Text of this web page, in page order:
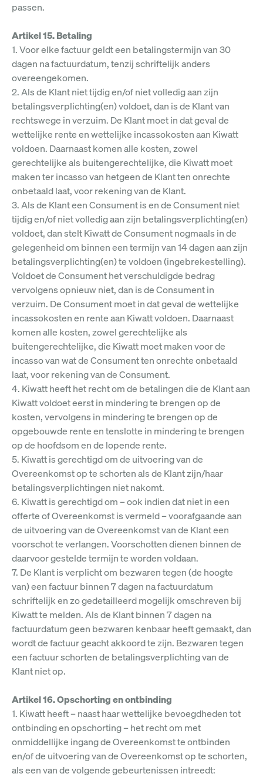
passen.
Artikel 15. Betaling
1. Voor elke factuur geldt een betalingstermijn van 30
dagen na factuurdatum, tenzij schriftelijk anders
overeengekomen.
2. Als de Klant niet tijdig en/of niet volledig aan zijn
betalingsverplichting(en) voldoet, dan is de Klant van
rechtswege in verzuim. De Klant moet in dat geval de
wettelijke rente en wettelijke incassokosten aan Kiwatt
voldoen. Daarnaast komen alle kosten, zowel
gerechtelijke als buitengerechtelijke, die Kiwatt moet
maken ter incasso van hetgeen de Klant ten onrechte
onbetaald laat, voor rekening van de Klant.
3. Als de Klant een Consument is en de Consument niet
tijdig en/of niet volledig aan zijn betalingsverplichting(en)
voldoet, dan stelt Kiwatt de Consument nogmaals in de
gelegenheid om binnen een termijn van 14 dagen aan zijn
betalingsverplichting(en) te voldoen (ingebrekestelling).
Voldoet de Consument het verschuldigde bedrag
vervolgens opnieuw niet, dan is de Consument in
verzuim. De Consument moet in dat geval de wettelijke
incassokosten en rente aan Kiwatt voldoen. Daarnaast
komen alle kosten, zowel gerechtelijke als
buitengerechtelijke, die Kiwatt moet maken voor de
incasso van wat de Consument ten onrechte onbetaald
laat, voor rekening van de Consument.
4. Kiwatt heeft het recht om de betalingen die de Klant aan
Kiwatt voldoet eerst in mindering te brengen op de
kosten, vervolgens in mindering te brengen op de
opgebouwde rente en tenslotte in mindering te brengen
op de hoofdsom en de lopende rente.
5. Kiwatt is gerechtigd om de uitvoering van de
Overeenkomst op te schorten als de Klant zijn/haar
betalingsverplichtingen niet nakomt.
6. Kiwatt is gerechtigd om – ook indien dat niet in een
offerte of Overeenkomst is vermeld – voorafgaande aan
de uitvoering van de Overeenkomst van de Klant een
voorschot te verlangen. Voorschotten dienen binnen de
daarvoor gestelde termijn te worden voldaan.
7. De Klant is verplicht om bezwaren tegen (de hoogte
van) een factuur binnen 7 dagen na factuurdatum
schriftelijk en zo gedetailleerd mogelijk omschreven bij
Kiwatt te melden. Als de Klant binnen 7 dagen na
factuurdatum geen bezwaren kenbaar heeft gemaakt, dan
wordt de factuur geacht akkoord te zijn. Bezwaren tegen
een factuur schorten de betalingsverplichting van de
Klant niet op.
Artikel 16. Opschorting en ontbinding
1. Kiwatt heeft – naast haar wettelijke bevoegdheden tot
ontbinding en opschorting – het recht om met
onmiddellijke ingang de Overeenkomst te ontbinden
en/of de uitvoering van de Overeenkomst op te schorten,
als een van de volgende gebeurtenissen intreedt: